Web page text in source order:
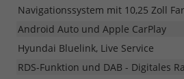
Navigationssystem mit 10,25 Zoll
Android Auto und Apple CarPlay
Hyundai Bluelink, Live Service
RDS-Funktion und DAB - Digitales